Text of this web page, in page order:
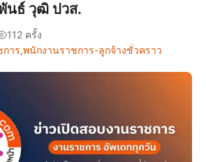
นธ์ วุฒิ ปวส.
112 ครั้ง
การ,พนักงานราชการ-ลูกจ้างชั่วคราว